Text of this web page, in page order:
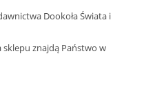
Dookoła Świata i
znajdą Państwo w